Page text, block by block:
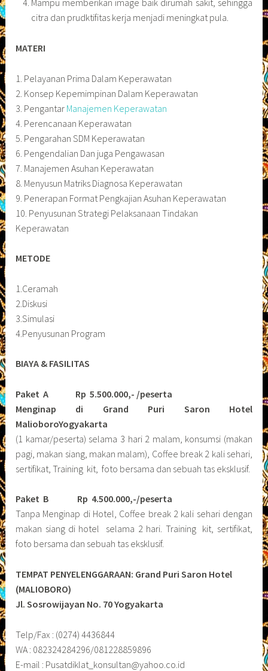
Mampu memberikan image baik dirumah sakit, sehingga
citra dan prudktifitas kerja menjadi meningkat pula.
MATERI
1. Pelayanan Prima Dalam Keperawatan
2. Konsep Kepemimpinan Dalam Keperawatan
3. Pengantar Manajemen Keperawatan
4. Perencanaan Keperawatan
5. Pengarahan SDM Keperawatan
6. Pengendalian Dan juga Pengawasan
7. Manajemen Asuhan Keperawatan
8. Menyusun Matriks Diagnosa Keperawatan
9. Penerapan Format Pengkajian Asuhan Keperawatan
10. Penyusunan Strategi Pelaksanaan Tindakan
Keperawatan
METODE
1.Ceramah
2.Diskusi
3.Simulasi
4.Penyusunan Program
BIAYA & FASILITAS
Paket A Rp 5.500.000,- /peserta
Menginap di Grand Puri Saron Hotel
MalioboroYogyakarta
(1 kamar/peserta) selama 3 hari 2 malam, konsumsi (makan
pagi, makan siang, makan malam), Coffee break 2 kali sehari,
sertifikat, Training kit, foto bersama dan sebuah tas eksklusif.
Paket B
Rp 4.500.000,-/peserta
Tanpa Menginap di Hotel, Coffee break 2 kali sehari dengan
makan siang di hotel selama 2 hari. Training kit, sertifikat,
foto bersama dan sebuah tas eksklusif.
TEMPAT PENYELENGGARAAN: Grand Puri Saron Hotel
(MALIOBORO)
Jl. Sosrowijayan No. 70 Yogyakarta
Telp/Fax : (0274) 4436844
WA : 082324284296/081228859896
E-mail : Pusatdiklat_konsultan@yahoo.co.id